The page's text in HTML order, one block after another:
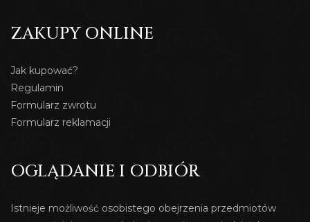
ZAKUPY ONLINE
Jak kupować?
Regulamin
Formularz zwrotu
Formularz reklamacji
OGLĄDANIE I ODBIÓR
Istnieje możliwość osobistego obejrzenia przedmiotów